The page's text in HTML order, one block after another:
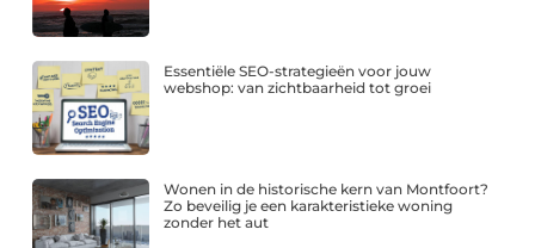
Essentiële SEO-strategieën voor jouw
webshop: van zichtbaarheid tot groei
Wonen in de historische kern van Montfoort?
Zo beveilig je een karakteristieke woning
zonder het aut